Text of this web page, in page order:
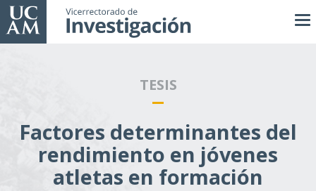
Pasar
al
TESIS
Factores determinantes del
rendimiento en jóvenes
atletas en formación